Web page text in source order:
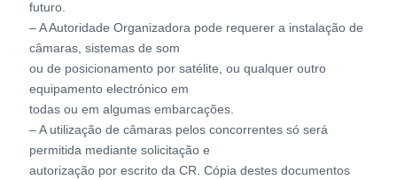
futuro.
– A Autoridade Organizadora pode requerer a instalação de
câmaras, sistemas de som
ou de posicionamento por satélite, ou qualquer outro
equipamento electrónico em
todas ou em algumas embarcações.
– A utilização de câmaras pelos concorrentes só será
permitida mediante solicitação e
autorização por escrito da CR. Cópia destes documentos